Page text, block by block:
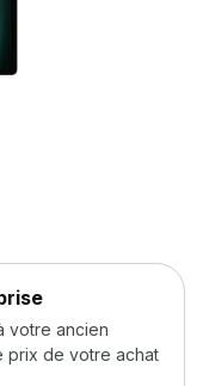
votre ancien
prix de votre achat